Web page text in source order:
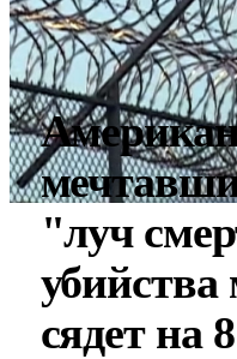
"луч
убийства
сядет на